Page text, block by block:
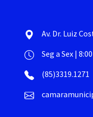
Av. Dr. Luiz
Seg a Sex |
(85)3319.1271